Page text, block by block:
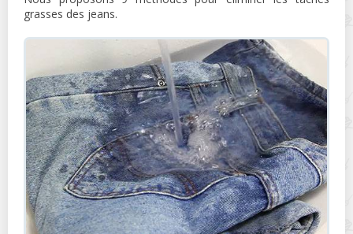
grasses des jeans.